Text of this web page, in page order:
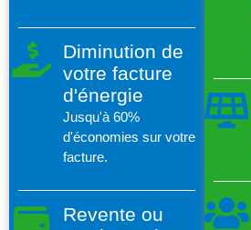
Diminution de
votre facture
d'énergie
Jusqu'à 60%
d'économies sur votre
facture.
Revente ou